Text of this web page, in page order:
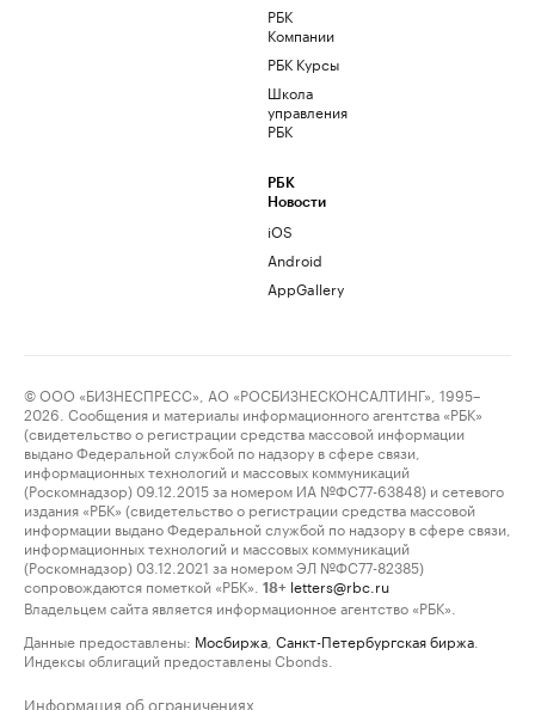
РБК
Компании
РБК Курсы
Школа
управления
РБК
РБК
Новости
iOS
Android
AppGallery
© ООО «БИЗНЕСПРЕСС», АО «РОСБИЗНЕСКОНСАЛТИНГ», 1995–
2026. Сообщения и материалы информационного агентства «РБК»
(свидетельство о регистрации средства массовой информации
выдано Федеральной службой по надзору в сфере связи,
информационных технологий и массовых коммуникаций
(Роскомнадзор) 09.12.2015 за номером ИА №ФС77-63848) и сетевого
издания «РБК» (свидетельство о регистрации средства массовой
информации выдано Федеральной службой по надзору в сфере связи,
информационных технологий и массовых коммуникаций
(Роскомнадзор) 03.12.2021 за номером ЭЛ №ФС77-82385)
сопровождаются пометкой «РБК».
18+ letters@rbc.ru
Владельцем сайта является информационное агентство «РБК».
Данные предоставлены: Мосбиржа Санкт-Петербургская биржа
Индексы облигаций предоставлены Cbonds.
Информация об ограничениях